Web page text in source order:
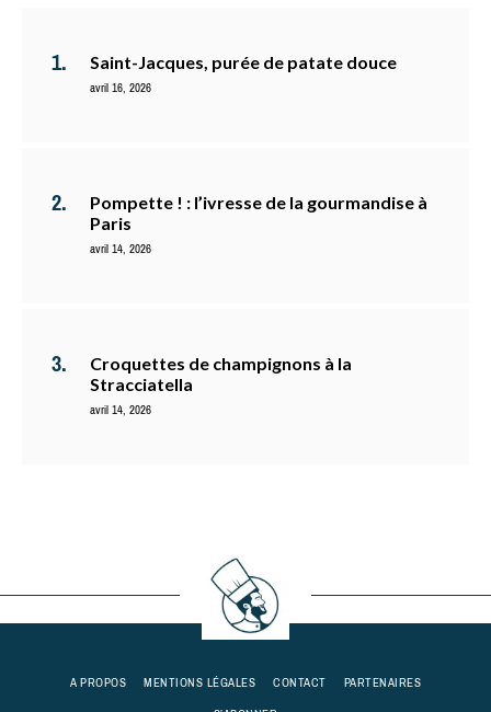
Saint-Jacques, purée de patate douce
avril 16, 2026
Pompette ! : l’ivresse de la gourmandise à
Paris
avril 14, 2026
Croquettes de champignons à la
Stracciatella
avril 14, 2026
A PROPOS MENTIONS LÉGALES CONTACT
PARTENAIRES